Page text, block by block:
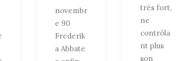
novembr
e 90
Frederik
a Abbate
très fort,
ne
contrôla
nt plus
son